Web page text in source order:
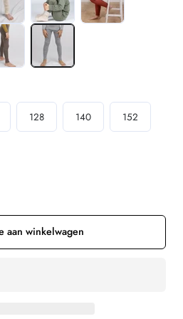
128 140 152
aan winkelwagen